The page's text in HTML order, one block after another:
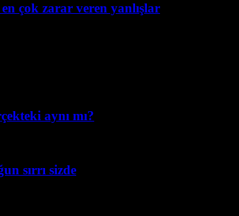
çok zarar veren yanlışlar
aynı mı?
sırrı sizde